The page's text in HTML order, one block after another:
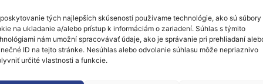
tých najlepších skúseností používame technológie, ako sú súbory
na ukladanie a/alebo prístup k informáciám o zariadení. Súhlas s týmito
nám umožní spracovávať údaje, ako je správanie pri prehliadaní
ID na tejto stránke. Nesúhlas alebo odvolanie súhlasu môže nepriaznivo
určité vlastnosti a funkcie.
zamerané naKlaster 2: Kultúra,
cyperských, gréckych, poľských,
výskumnú a inovačnú komunitu zo
na ktorej sa môžu podeliť o svoje